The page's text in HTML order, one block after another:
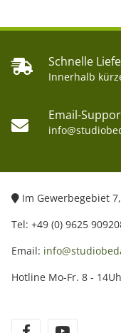
Schnelle
Innerhalb
Email-
Im Gewerbegebiet
Tel: +49 (0) 9625
Email:
Hotline Mo-Fr. 8 -